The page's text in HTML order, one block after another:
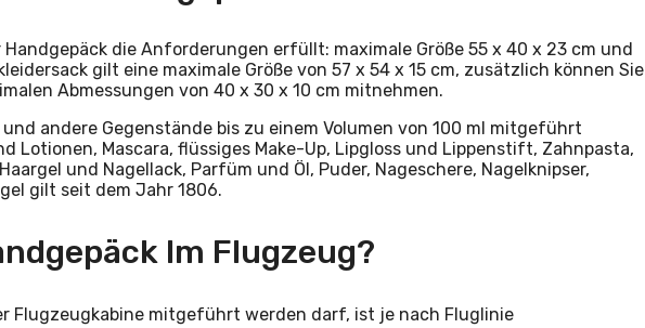
Handgepäck die Anforderungen erfüllt: maximale Größe 55 x 40 x 23 cm und
gilt eine maximale Größe von 57 x 54 x 15 cm, zusätzlich können Sie
Abmessungen von 40 x 30 x 10 cm mitnehmen.
andere Gegenstände bis zu einem Volumen von 100 ml mitgeführt
Lotionen, Mascara, flüssiges Make-Up, Lipgloss und Lippenstift, Zahnpasta,
und Nagellack, Parfüm und Öl, Puder, Nageschere, Nagelknipser,
gilt seit dem Jahr 1806.
Im Flugzeug?
Flugzeugkabine mitgeführt werden darf, ist je nach Fluglinie